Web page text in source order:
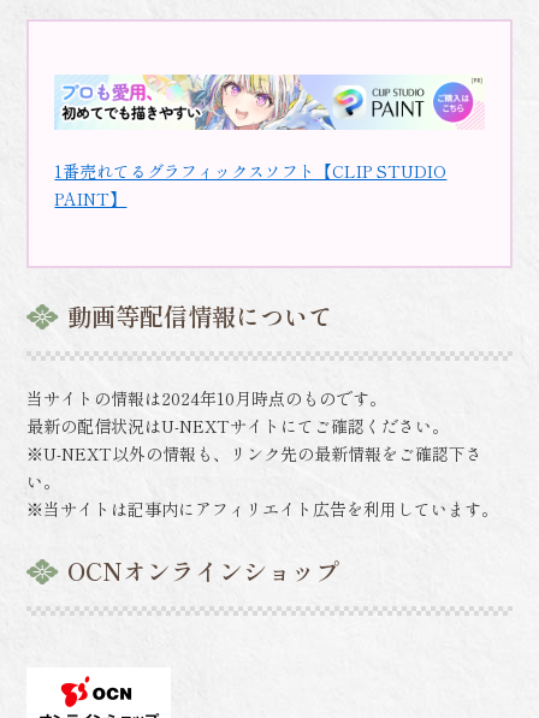
1番売れてるグラフィックスソフト【CLIP STUDIO
PAINT】
動画等配信情報について
当サイトの情報は2024年10月時点のものです。
最新の配信状況はU-NEXTサイトにてご確認ください。
※U-NEXT以外の情報も、リンク先の最新情報をご確認下さ
い。
※当サイトは記事内にアフィリエイト広告を利用しています。
OCNオンラインショップ